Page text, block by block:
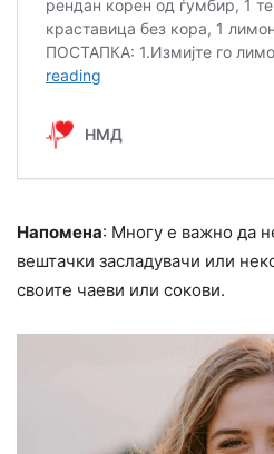
Напомена: Многу е важно да
вештачки засладувачи или
своите чаеви или сокови.